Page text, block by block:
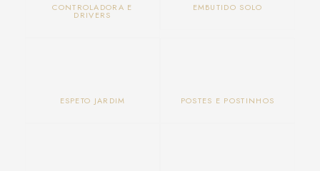
CONTROLADORA E
DRIVERS
EMBUTIDO SOLO
ESPETO JARDIM POSTES E POSTINHOS